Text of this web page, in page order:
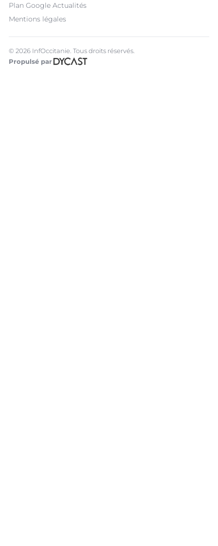
Plan Google Actualités
Mentions légales
© 2026 InfOccitanie. Tous droits réservés.
Propulsé par